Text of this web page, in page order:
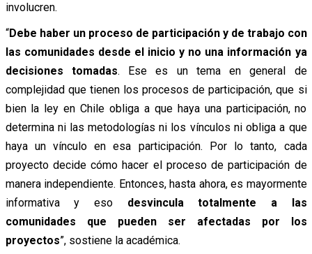
involucren.
“Debe haber un proceso de participación y de trabajo con
las comunidades desde el inicio y no una información ya
decisiones tomadas. Ese es un tema en general de
complejidad que tienen los procesos de participación, que si
bien la ley en Chile obliga a que haya una participación, no
determina ni las metodologías ni los vínculos ni obliga a que
haya un vínculo en esa participación. Por lo tanto, cada
proyecto decide cómo hacer el proceso de participación de
manera independiente. Entonces, hasta ahora, es mayormente
informativa y eso desvincula totalmente a las
comunidades que pueden ser afectadas por los
proyectos”, sostiene la académica.